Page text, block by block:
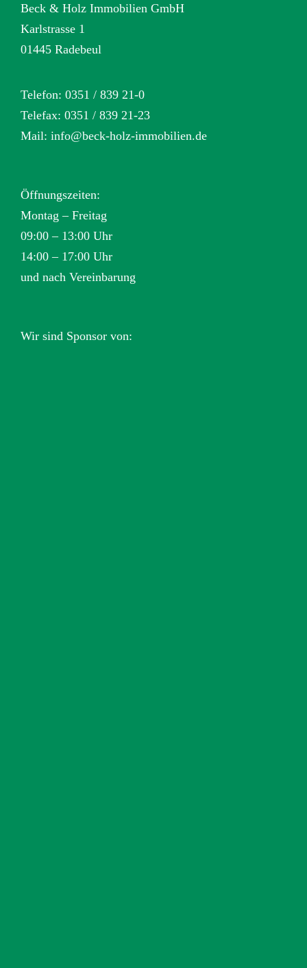
Beck & Holz Immobilien GmbH
Karlstrasse 1
01445 Radebeul
Telefon: 0351 / 839 21-0
Telefax: 0351 / 839 21-23
Mail: info@beck-holz-immobilien.de
Öffnungszeiten:
Montag – Freitag
09:00 – 13:00 Uhr
14:00 – 17:00 Uhr
und nach Vereinbarung
Wir sind Sponsor von: